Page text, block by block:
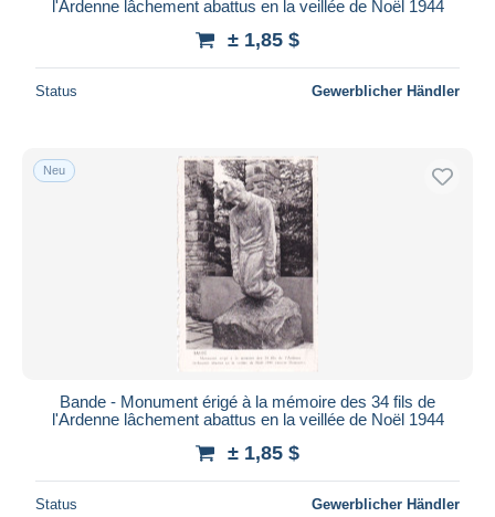
l'Ardenne lâchement abattus en la veillée de Noël 1944
± 1,85 $
Status Gewerblicher Händler
Neu
Bande - Monument érigé à la mémoire des 34 fils de
l'Ardenne lâchement abattus en la veillée de Noël 1944
± 1,85 $
Status Gewerblicher Händler